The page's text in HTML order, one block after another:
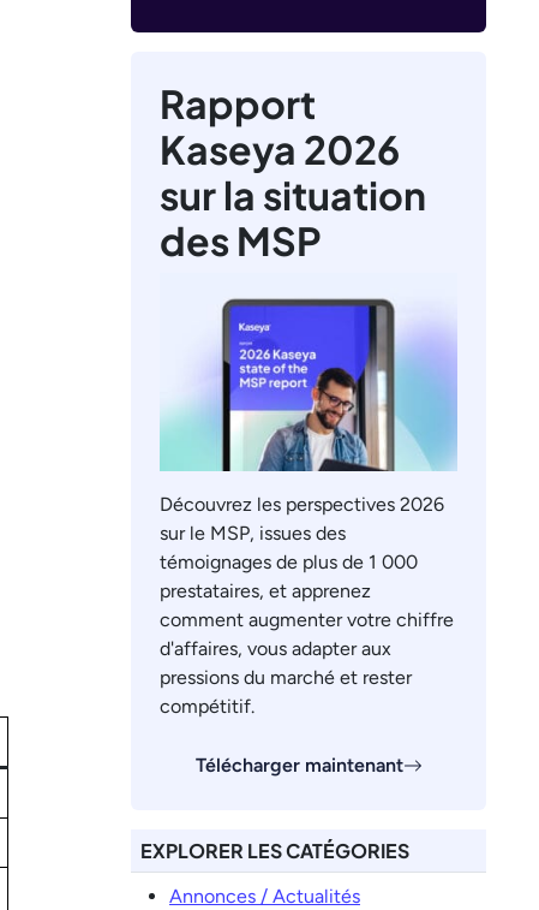
Rapport
Kaseya 2026
sur la situation
des MSP
Découvrez les perspectives 2026
sur le MSP, issues des
témoignages de plus de 1 000
prestataires, et apprenez
comment augmenter votre chiffre
d'affaires, vous adapter aux
pressions du marché et rester
compétitif.
Télécharger maintenant
EXPLORER LES CATÉGORIES
Annonces / Actualités